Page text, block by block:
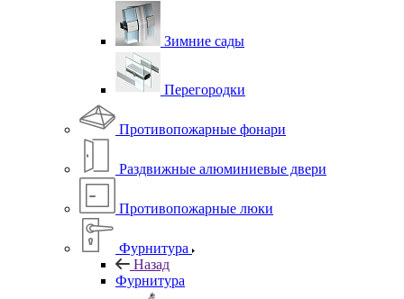
Зимние сады
Перегородки
Противопожарные фонари
Раздвижные алюминиевые двери
Противопожарные люки
Фурнитура
Назад
Фурнитура